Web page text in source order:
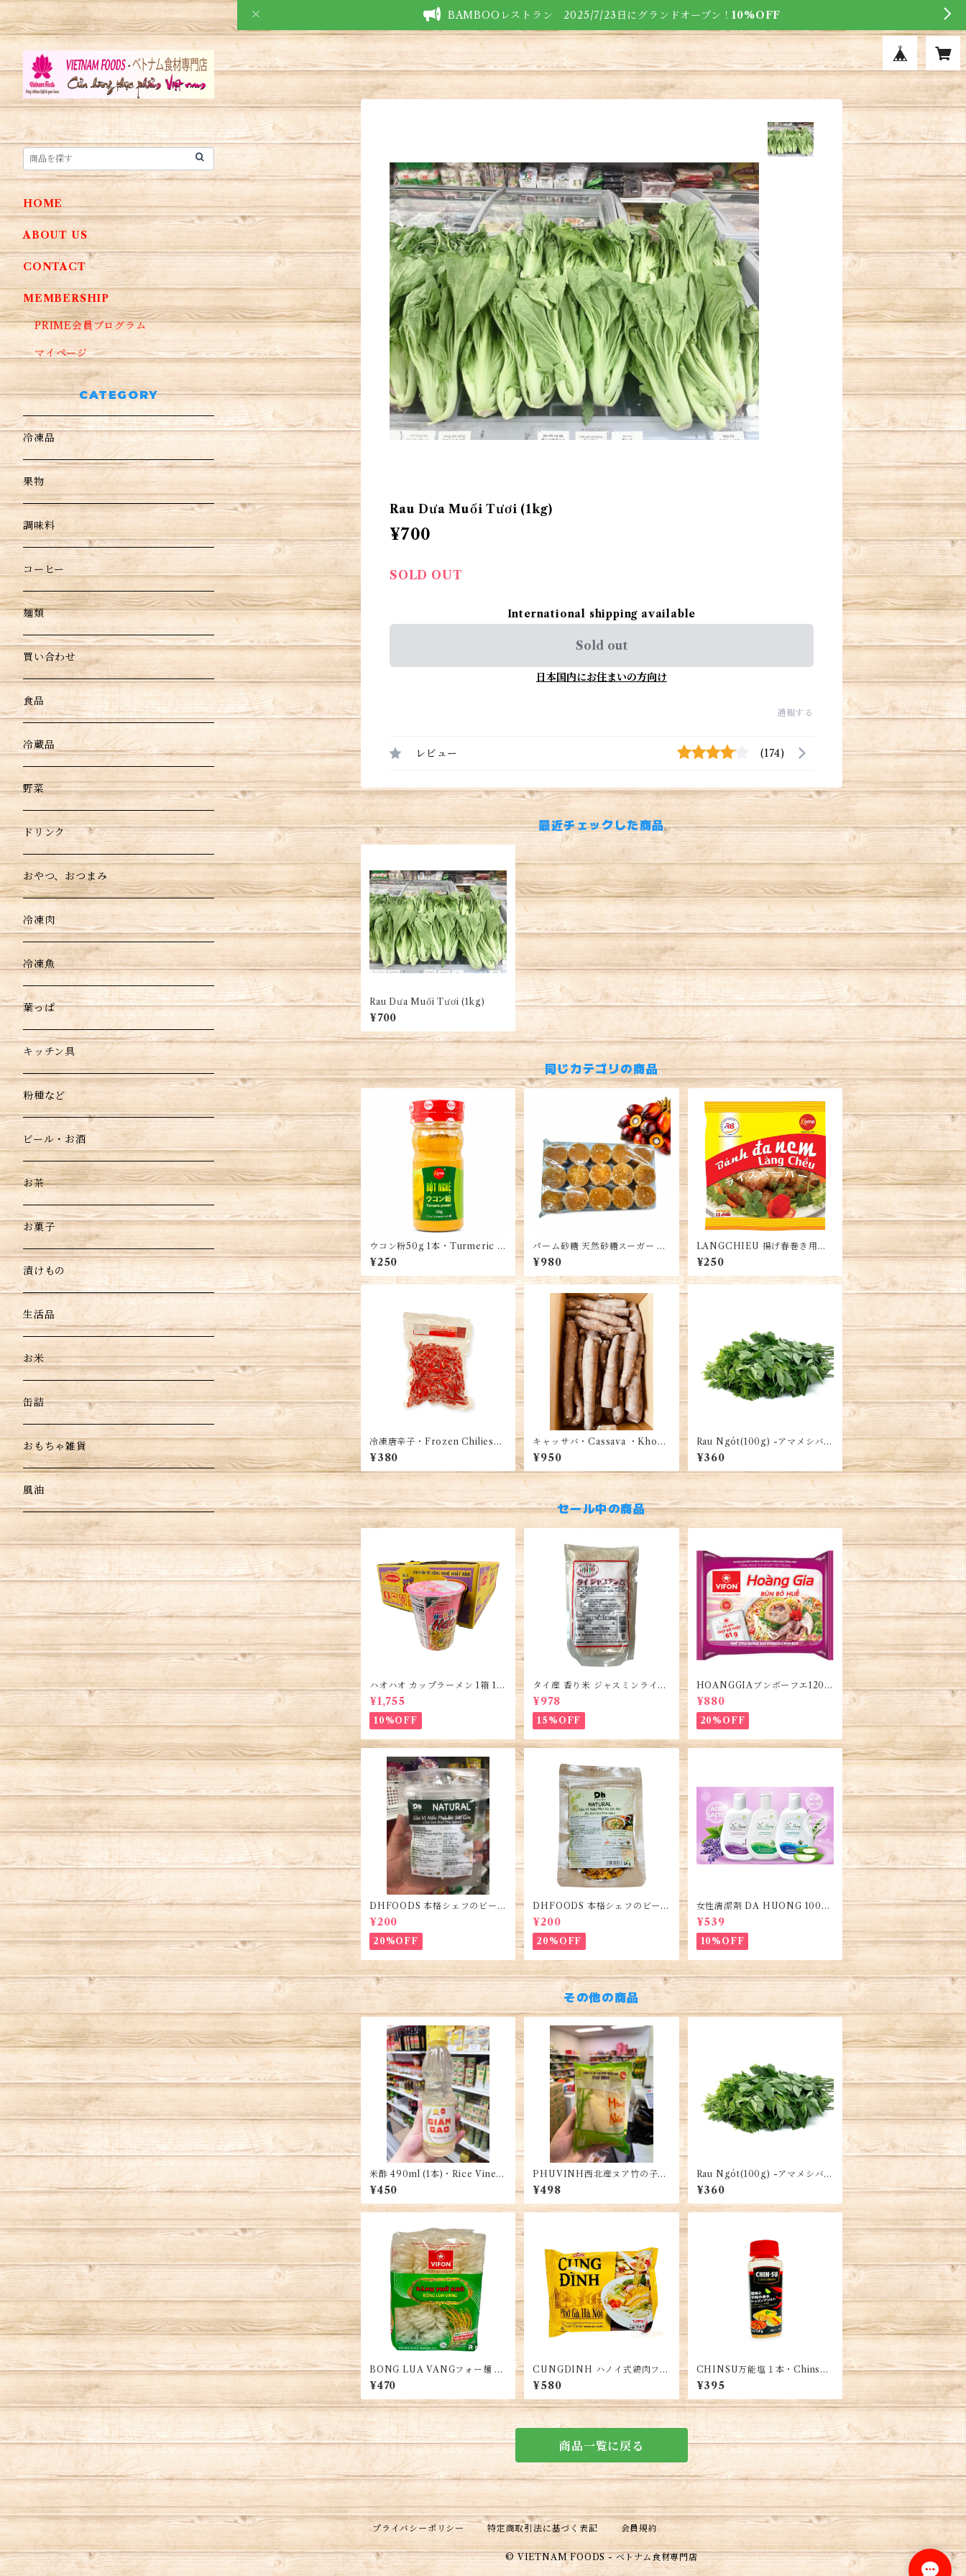
BAMBOOレストラン 2025/7/23日にグランドオープン！10%OFF
Rau Dưa Muối Tươi (1kg)
¥700
SOLD OUT
International shipping available
Sold out
日本国内にお住まいの方向け
通報する
レビュー (174)
最近チェックした商品
Rau Dưa Muối Tươi (1kg)
¥700
同じカテゴリの商品
ウコン粉50g 1本・Turmeric P
owder・Bột Nghệ
¥250
パーム砂糖 天然砂糖スーガー 業
務用 500g入るパック Palm Su
gar, Đường Thốt Nốt
¥980
LANGCHIEU 揚げ春巻き用ラ
イスペーパー（水塗らない）・B
ánh Đa Nem Làng Chiều
¥250
冷凍唐辛子・Frozen Chilies・
Ớt đông lạnh 250g
¥380
キャッサバ・Cassava ・Khoai
mi (1kg)
¥950
Rau Ngót(100g) -アマメシバ -
Moringa
¥360
セール中の商品
ハオハオ カップラーメン 1箱 12
個入り・Hao Hao Instant No
odles・Mì Hảo Hảo cốc
¥1,755
10%OFF
タイ産 香り米 ジャスミンライス
450g (2袋)・Thai Jasmine Ric
e・Gao Thai
¥978
15%OFF
HOANGGIAブンボーフエ120g
(5袋)・Bún Bò Huế
¥880
20%OFF
DHFOODS 本格シェフのビーフ
フォーのセット・Gia Vị Phở B
ò Sài Gòn
¥200
20%OFF
DHFOODS 本格シェフのビーフ
フォーのセット・Gia Vị Phở B
ò Hà Nội
¥200
20%OFF
女性清潔剤 DA HUONG 100ml
1本・Women's Cleanser・Du
ng dịch vệ sinh phụ nữ
¥539
10%OFF
その他の商品
米酢 490ml (1本)・Rice Vineg
ar・Giấm Gạo
¥450
PHUVINH西北産ヌア竹の子1
袋・Northwest Nu’a Bamboo
Shoots・Măng Nứa Tây Bắc
Phú Vinh
¥498
Rau Ngót(100g) -アマメシバ -
Moringa
¥360
BONG LUA VANGフォー麺 40
0g/袋 約4人前・Dried Rice N
oodle・Banh Pho kho
¥470
CUNGDINH ハノイ式鶏肉フォ
ー 5袋・Phở gà Hà Nội 5 Gói
¥580
CHINSU万能塩１本・Chinsu
Salt・Muối Chinsu
¥395
商品一覧に戻る
HOME
ABOUT US
CONTACT
MEMBERSHIP
PRIME会員プログラム
マイページ
CATEGORY
冷凍品
果物
調味料
コーヒー
麺類
買い合わせ
食品
冷蔵品
野菜
ドリンク
おやつ、おつまみ
冷凍肉
冷凍魚
葉っぱ
キッチン具
粉種など
ビール・お酒
お茶
お菓子
漬けもの
生活品
お米
缶詰
おもちゃ雑貨
風油
プライバシーポリシー 特定商取引法に基づく表記 会員規約
© VIETNAM FOODS - ベトナム食材専門店